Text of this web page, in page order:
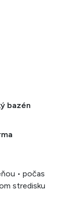
bazén
• počas
stredisku